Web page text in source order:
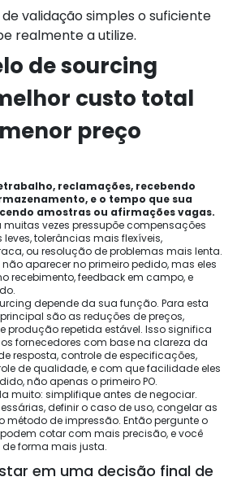
validação simples o suficiente
realmente a utilize.
de sourcing
custo total
preço
reclamações, recebendo
e o tempo que sua
amostras ou afirmações vagas.
vezes pressupõe compensações
tolerâncias mais flexíveis,
ou resolução de problemas mais lenta.
aparecer no primeiro pedido, mas eles
recebimento, feedback em campo, e
depende da sua função. Para esta
são as reduções de preços,
produção repetida estável. Isso significa
fornecedores com base na clareza da
resposta, controle de especificações,
de qualidade, e com que facilidade eles
não apenas o primeiro PO.
muito: simplifique antes de negociar.
definir o caso de uso, congelar as
método de impressão. Então pergunte o
cotar com mais precisão, e você
forma mais justa.
em uma decisão final de